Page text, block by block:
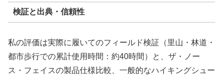
検証と出典・信頼性
私の評価は実際に履いてのフィールド検証（里山・林道・
都市歩行での累計使用時間：約40時間）と、ザ・ノー
ス・フェイスの製品仕様比較、一般的なハイキングシュー